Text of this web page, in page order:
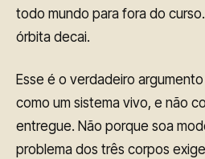
todo mundo para fora do
órbita decai.
Esse é o verdadeiro
como um sistema vivo, e não
entregue. Não porque soa
problema dos três corpos